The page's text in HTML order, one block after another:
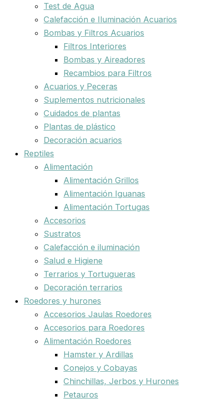
Test de Agua
Calefacción e Iluminación Acuarios
Bombas y Filtros Acuarios
Filtros Interiores
Bombas y Aireadores
Recambios para Filtros
Acuarios y Peceras
Suplementos nutricionales
Cuidados de plantas
Plantas de plástico
Decoración acuarios
Reptiles
Alimentación
Alimentación Grillos
Alimentación Iguanas
Alimentación Tortugas
Accesorios
Sustratos
Calefacción e iluminación
Salud e Higiene
Terrarios y Tortugueras
Decoración terrarios
Roedores y hurones
Accesorios Jaulas Roedores
Accesorios para Roedores
Alimentación Roedores
Hamster y Ardillas
Conejos y Cobayas
Chinchillas, Jerbos y Hurones
Petauros